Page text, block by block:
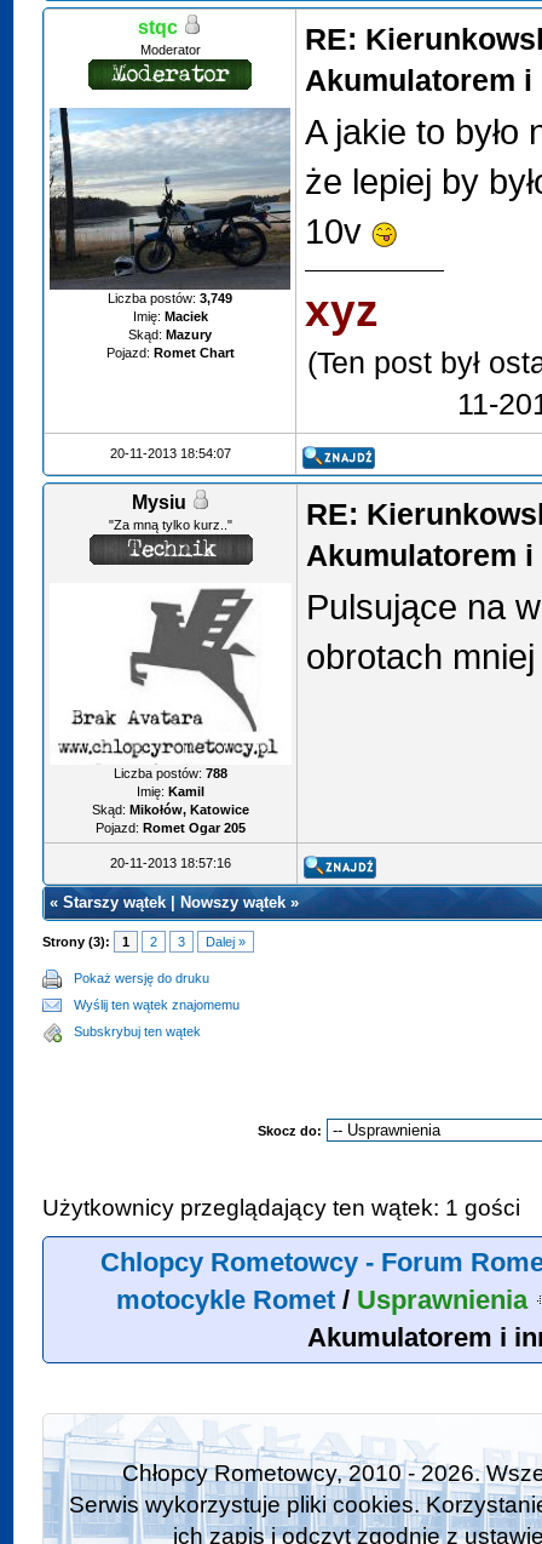
stqc
Moderator
Liczba postów:3,749
Imię: Maciek
Skąd: Mazury
Pojazd: Romet Chart
RE:
Akumulatorem i
A jakie to było
że lepiej by
10v
xyz
(Ten post był
11-
20-11-2013 18:54:07
Mysiu
"Za mną tylko kurz.."
Liczba postów:788
Imię: Kamil
Skąd: Mikołów, Katowice
Pojazd: Romet Ogar 205
RE:
Akumulatorem
Pulsujące na
obrotach
20-11-2013 18:57:16
«Starszy wątek Nowszy wątek»
Strony (3): 1 2 3 Dalej »
Pokaż wersję do druku
Wyślij ten wątek znajomemu
Subskrybuj ten wątek
Skocz do:
Użytkownicy przeglądający ten wątek: 1 gości
Chlopcy Rometowcy - Forum
motocykle Romet/ Usprawnienia
Akumulatorem i
Chłopcy Rometowcy, 2010 - 2026.
Serwis wykorzystuje pliki cookies.
ich zapis i odczyt zgodnie z